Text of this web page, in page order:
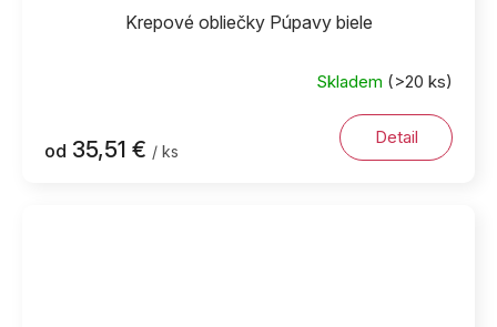
Krepové obliečky Púpavy biele
Skladem (>20 ks)
od 35,51 € / ks
Detail